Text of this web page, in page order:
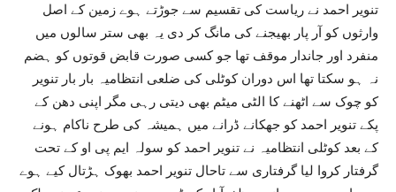
تنویر احمد نے ریاست کی تقسیم سے جوڑتے ہوے زمین کے اصل
وارثوں کو آر پار بھیجنے کی مانگ کر دی یہ بھی ستر سالوں میں
منفرد اور جاندار موقف تھا جو کسی صورت قابض قوتوں کو ہضم
نہ ہو سکتا تھا اس دوران کوٹلی کی ضلعی انتظامیہ بار بار تنویر
کو چوک سے اٹھنے کا الٹی میٹم بھی دیتی رہی مگر اپنی دھن کے
پکے تنویر احمد کو جھکانے ڈرانے میں ہمیشہ کی طرح ناکام ہونے
کے بعد کوٹلی انتظامیہ نے تنویر احمد کو سولہ ایم پی او کے تحت
گرفتار کروا لیا گرفتاری سے تاحال تنویر احمد بھوک ہڑتال کیے ہوے